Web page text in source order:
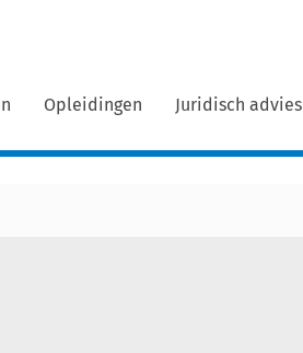
Opleidingen Juridisch advies